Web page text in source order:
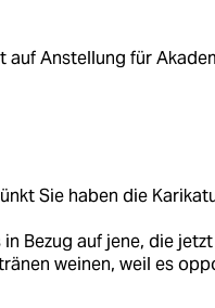
auf Anstellung für
Sie haben die
Bezug auf jene, die
weinen, weil es